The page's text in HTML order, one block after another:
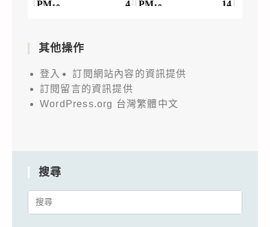
其他操作
登入
訂閱網站內容的資訊提供
訂閱留言的資訊提供
WordPress.org 台灣繁體中文
搜尋
Search